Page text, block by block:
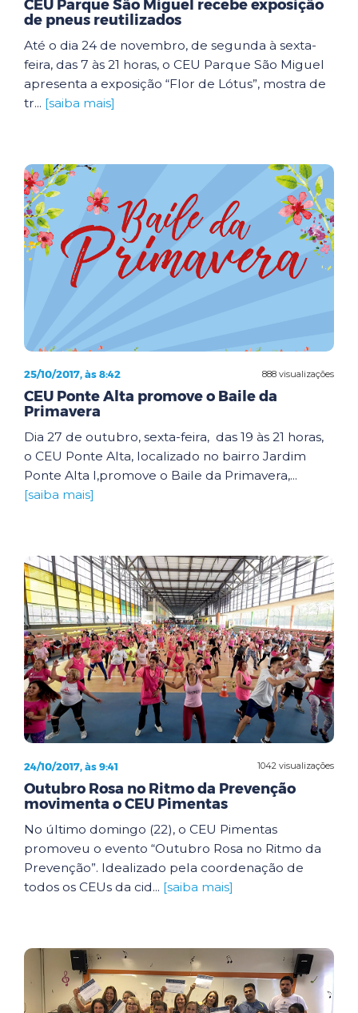
CEU Parque São Miguel recebe exposição
de pneus reutilizados
Até o dia 24 de novembro, de segunda à sexta-
feira, das 7 às 21 horas, o CEU Parque São Miguel
apresenta a exposição “Flor de Lótus”, mostra de
tr... [saiba mais]
888 visualizações
25/10/2017, às 8:42
CEU Ponte Alta promove o Baile da
Primavera
Dia 27 de outubro, sexta-feira, das 19 às 21 horas,
o CEU Ponte Alta, localizado no bairro Jardim
Ponte Alta I,promove o Baile da Primavera,...
[saiba mais]
1042 visualizações
24/10/2017, às 9:41
Outubro Rosa no Ritmo da Prevenção
movimenta o CEU Pimentas
No último domingo (22), o CEU Pimentas
promoveu o evento “Outubro Rosa no Ritmo da
Prevenção”. Idealizado pela coordenação de
todos os CEUs da cid... [saiba mais]